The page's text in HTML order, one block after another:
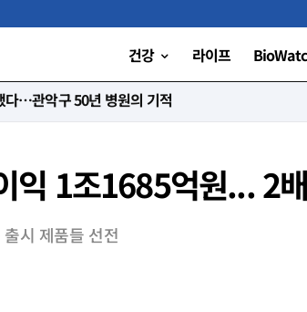
건강 라이프
습니다”
익 1조1685억원... 2
시 제품들 선전